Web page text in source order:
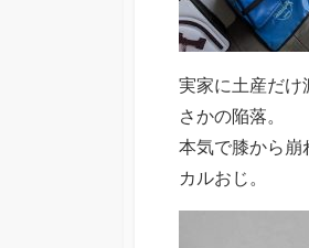
実家に土産だ
さかの陥落。
本気で膝から崩
カルおじ。